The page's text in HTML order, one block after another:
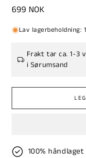
Vanlig
pris
699 NOK
Lav lagerbeholdning:
Frakt tar ca. 1-3
i Sørumsand
100% håndlaget